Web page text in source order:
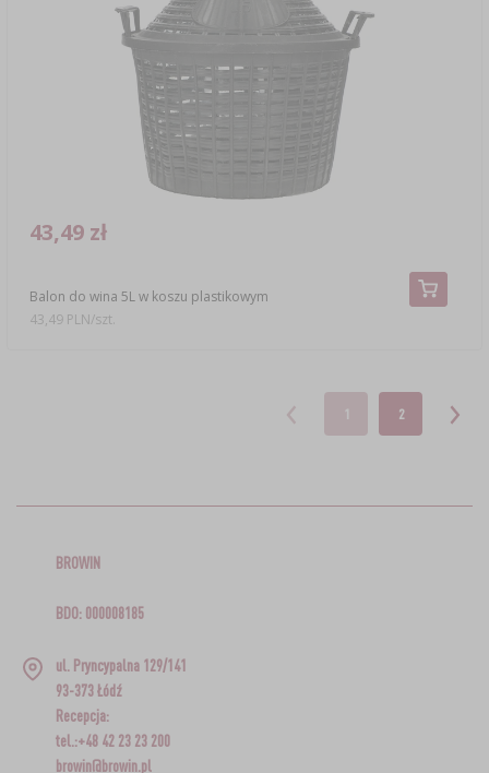
Balon do wina 5L w koszu plastikowym
43,49 zł
43,49 PLN/szt.
1 2
BROWIN
BDO: 000008185
ul. Pryncypalna 129/141
93-373 Łódź
Recepcja:
tel.:+48 42 23 23 200
browin@browin.pl